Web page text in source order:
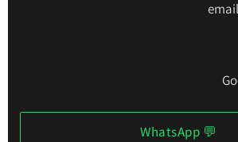
💬 WhatsApp